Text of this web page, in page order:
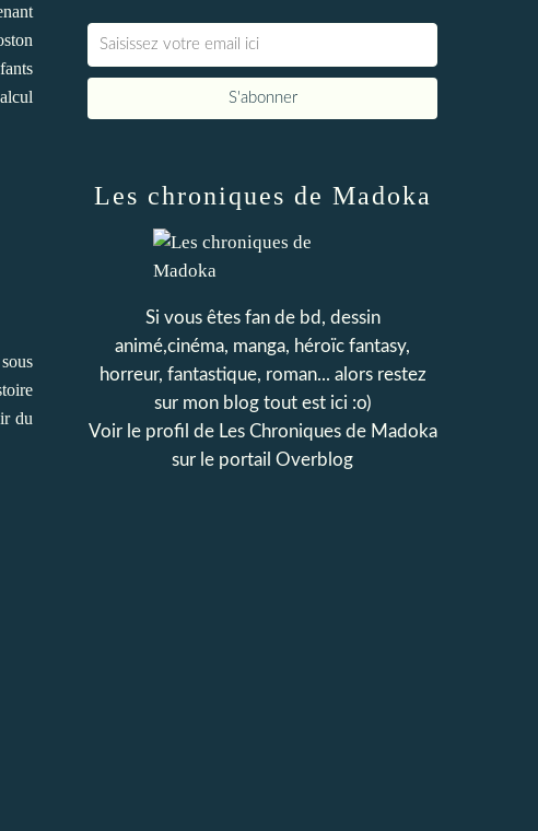
du
Les chroniques de Madoka
Si vous êtes fan de bd, dessin
animé,cinéma, manga, héroïc fantasy,
horreur, fantastique, roman... alors restez
sur mon blog tout est ici :o)
Voir le profil de Les Chroniques de Madoka
sur le portail Overblog